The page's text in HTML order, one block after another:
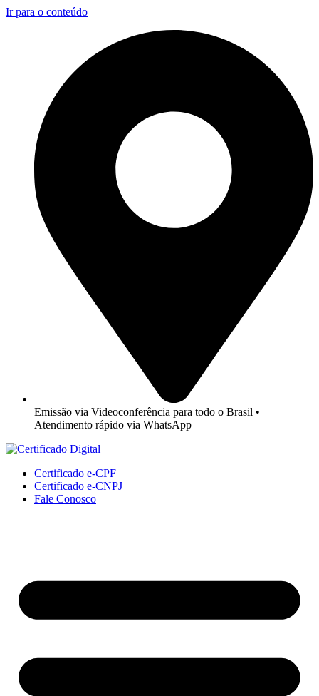
Ir para o conteúdo
Emissão via Videoconferência para todo o Brasil •
Atendimento rápido via WhatsApp
Certificado e-CPF
Certificado e-CNPJ
Fale Conosco